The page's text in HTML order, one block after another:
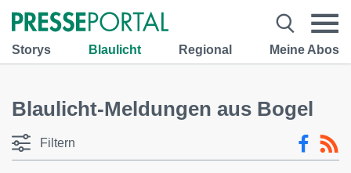
Storys Blaulicht Regional Meine Abos
Blaulicht-Meldungen aus Bogel
Filtern